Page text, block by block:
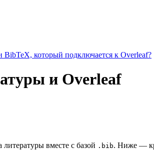
который подключается к Overleaf?
и Overleaf
вместе с базой .bib. Ниже —